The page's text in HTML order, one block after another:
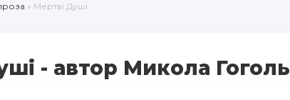
» Мертві Душі
- автор Микола Гоголь